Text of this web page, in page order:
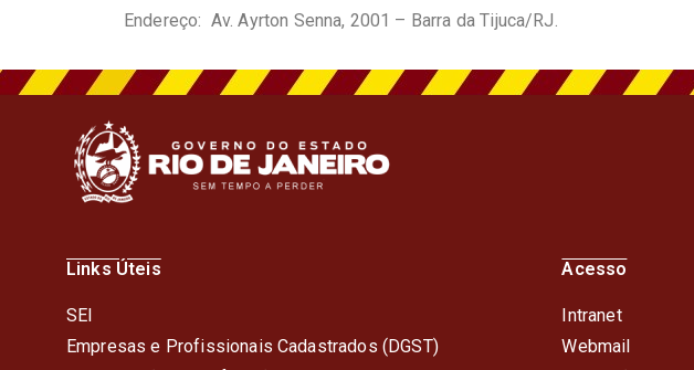
Endereço: Av. Ayrton Senna, 2001 – Barra da Tijuca/RJ.
Links Úteis
SEI
Empresas e Profissionais Cadastrados (DGST)
Acesso
Intranet
Webmail